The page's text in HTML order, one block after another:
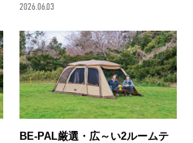
2026.06.03
BE-PAL厳選・広～い2ルームテ